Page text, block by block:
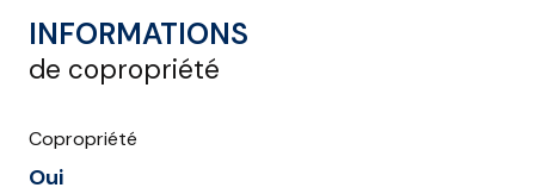
INFORMATIONS
de copropriété
Copropriété
Oui